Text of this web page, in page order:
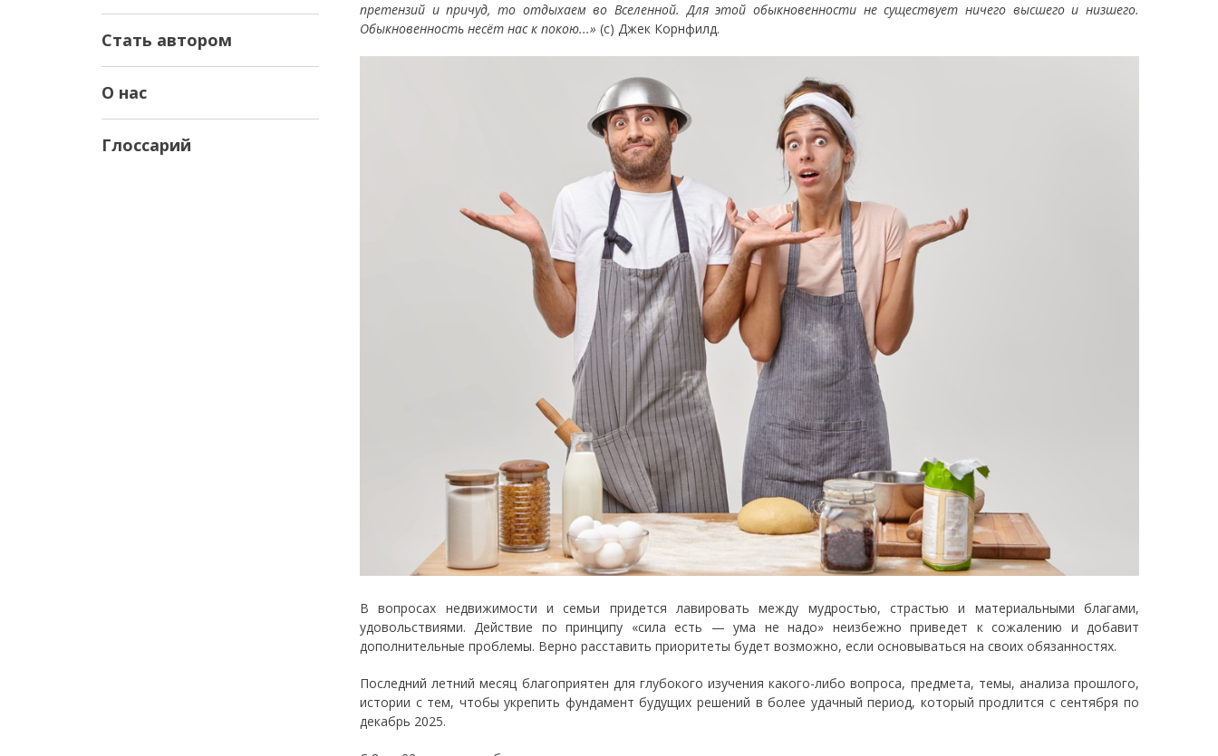
Стать автором
О нас
Глоссарий
претензий и причуд, то отдыхаем во Вселенной. Для этой обыкновенности не существует ничего высшего и низшего.
Обыкновенность несёт нас к покою...» (с) Джек Корнфилд.
В вопросах недвижимости и семьи придется лавировать между мудростью, страстью и материальными благами,
удовольствиями. Действие по принципу «сила есть — ума не надо» неизбежно приведет к сожалению и добавит
дополнительные проблемы. Верно расставить приоритеты будет возможно, если основываться на своих обязанностях.
Последний летний месяц благоприятен для глубокого изучения какого-либо вопроса, предмета, темы, анализа прошлого,
истории с тем, чтобы укрепить фундамент будущих решений в более удачный период, который продлится с сентября по
декабрь 2025.